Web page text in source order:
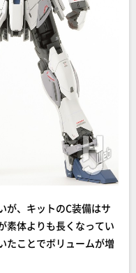
が、キットのC装備はサ
素体よりも長くなってい
たことでボリュームが増